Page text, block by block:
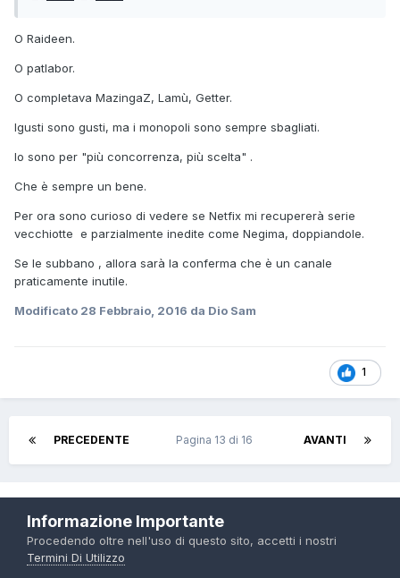
O Raideen.
O patlabor.
O completava MazingaZ, Lamù, Getter.
Igusti sono gusti, ma i monopoli sono sempre sbagliati.
Io sono per "più concorrenza, più scelta" .
Che è sempre un bene.
Per ora sono curioso di vedere se Netfix mi recupererà serie
vecchiotte e parzialmente inedite come Negima, doppiandole.
Se le subbano , allora sarà la conferma che è un canale
praticamente inutile.
Modificato 28 Febbraio, 2016 da Dio Sam
1
PRECEDENTE AVANTI
Pagina 13 di 16
Crea un account o accedi per lasciare un
commento
Devi essere un utente registrato per poter lasciare un
Informazione Importante
Procedendo oltre nell'uso di questo sito, accetti i nostri
Termini Di Utilizzo